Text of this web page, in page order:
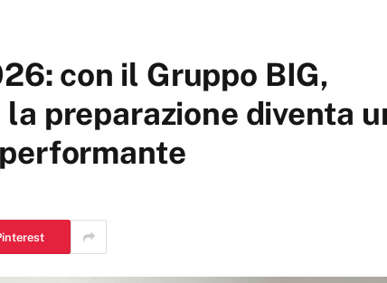
con il Gruppo BIG,
preparazione diventa